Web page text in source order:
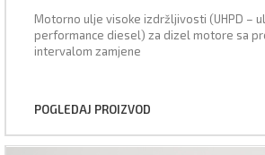
Motorno ulje visoke izdržljivosti (UHPD –
performance diesel) za dizel motore sa
intervalom zamjene
POGLEDAJ PROIZVOD